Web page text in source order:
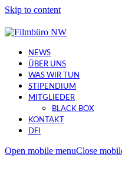
Skip to content
NEWS
ÜBER UNS
WAS WIR TUN
STIPENDIUM
MITGLIEDER
BLACK BOX
KONTAKT
DFI
Open mobile menuClose